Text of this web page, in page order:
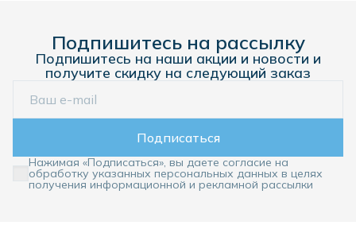
Подпишитесь на рассылку
Подпишитесь на наши акции и новости и
получите скидку на следующий заказ
Подписаться
Нажимая «Подписаться», вы даете согласие на
обработку указанных персональных данных в целях
получения информационной и рекламной рассылки